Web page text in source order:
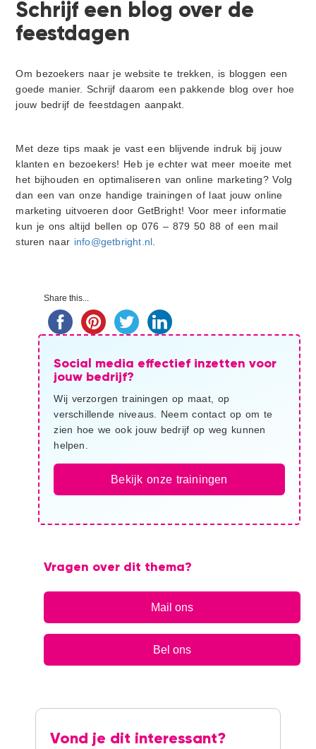
Schrijf een blog over de
feestdagen
Om bezoekers naar je website te trekken, is bloggen een
goede manier. Schrijf daarom een pakkende blog over hoe
jouw bedrijf de feestdagen aanpakt.
Met deze tips maak je vast een blijvende indruk bij jouw
klanten en bezoekers! Heb je echter wat meer moeite met
het bijhouden en optimaliseren van online marketing? Volg
dan een van onze handige trainingen of laat jouw online
marketing uitvoeren door GetBright! Voor meer informatie
kun je ons altijd bellen op 076 – 879 50 88 of een mail
sturen naar info@getbright.nl
Primaire
Sidebar
Share this...
Social media effectief inzetten voor
jouw bedrijf?
Wij verzorgen trainingen op maat, op
verschillende niveaus. Neem contact op om te
zien hoe we ook jouw bedrijf op weg kunnen
helpen.
Bekijk onze trainingen
Vragen over dit thema?
Mail ons
Bel ons
Vond je dit interessant?